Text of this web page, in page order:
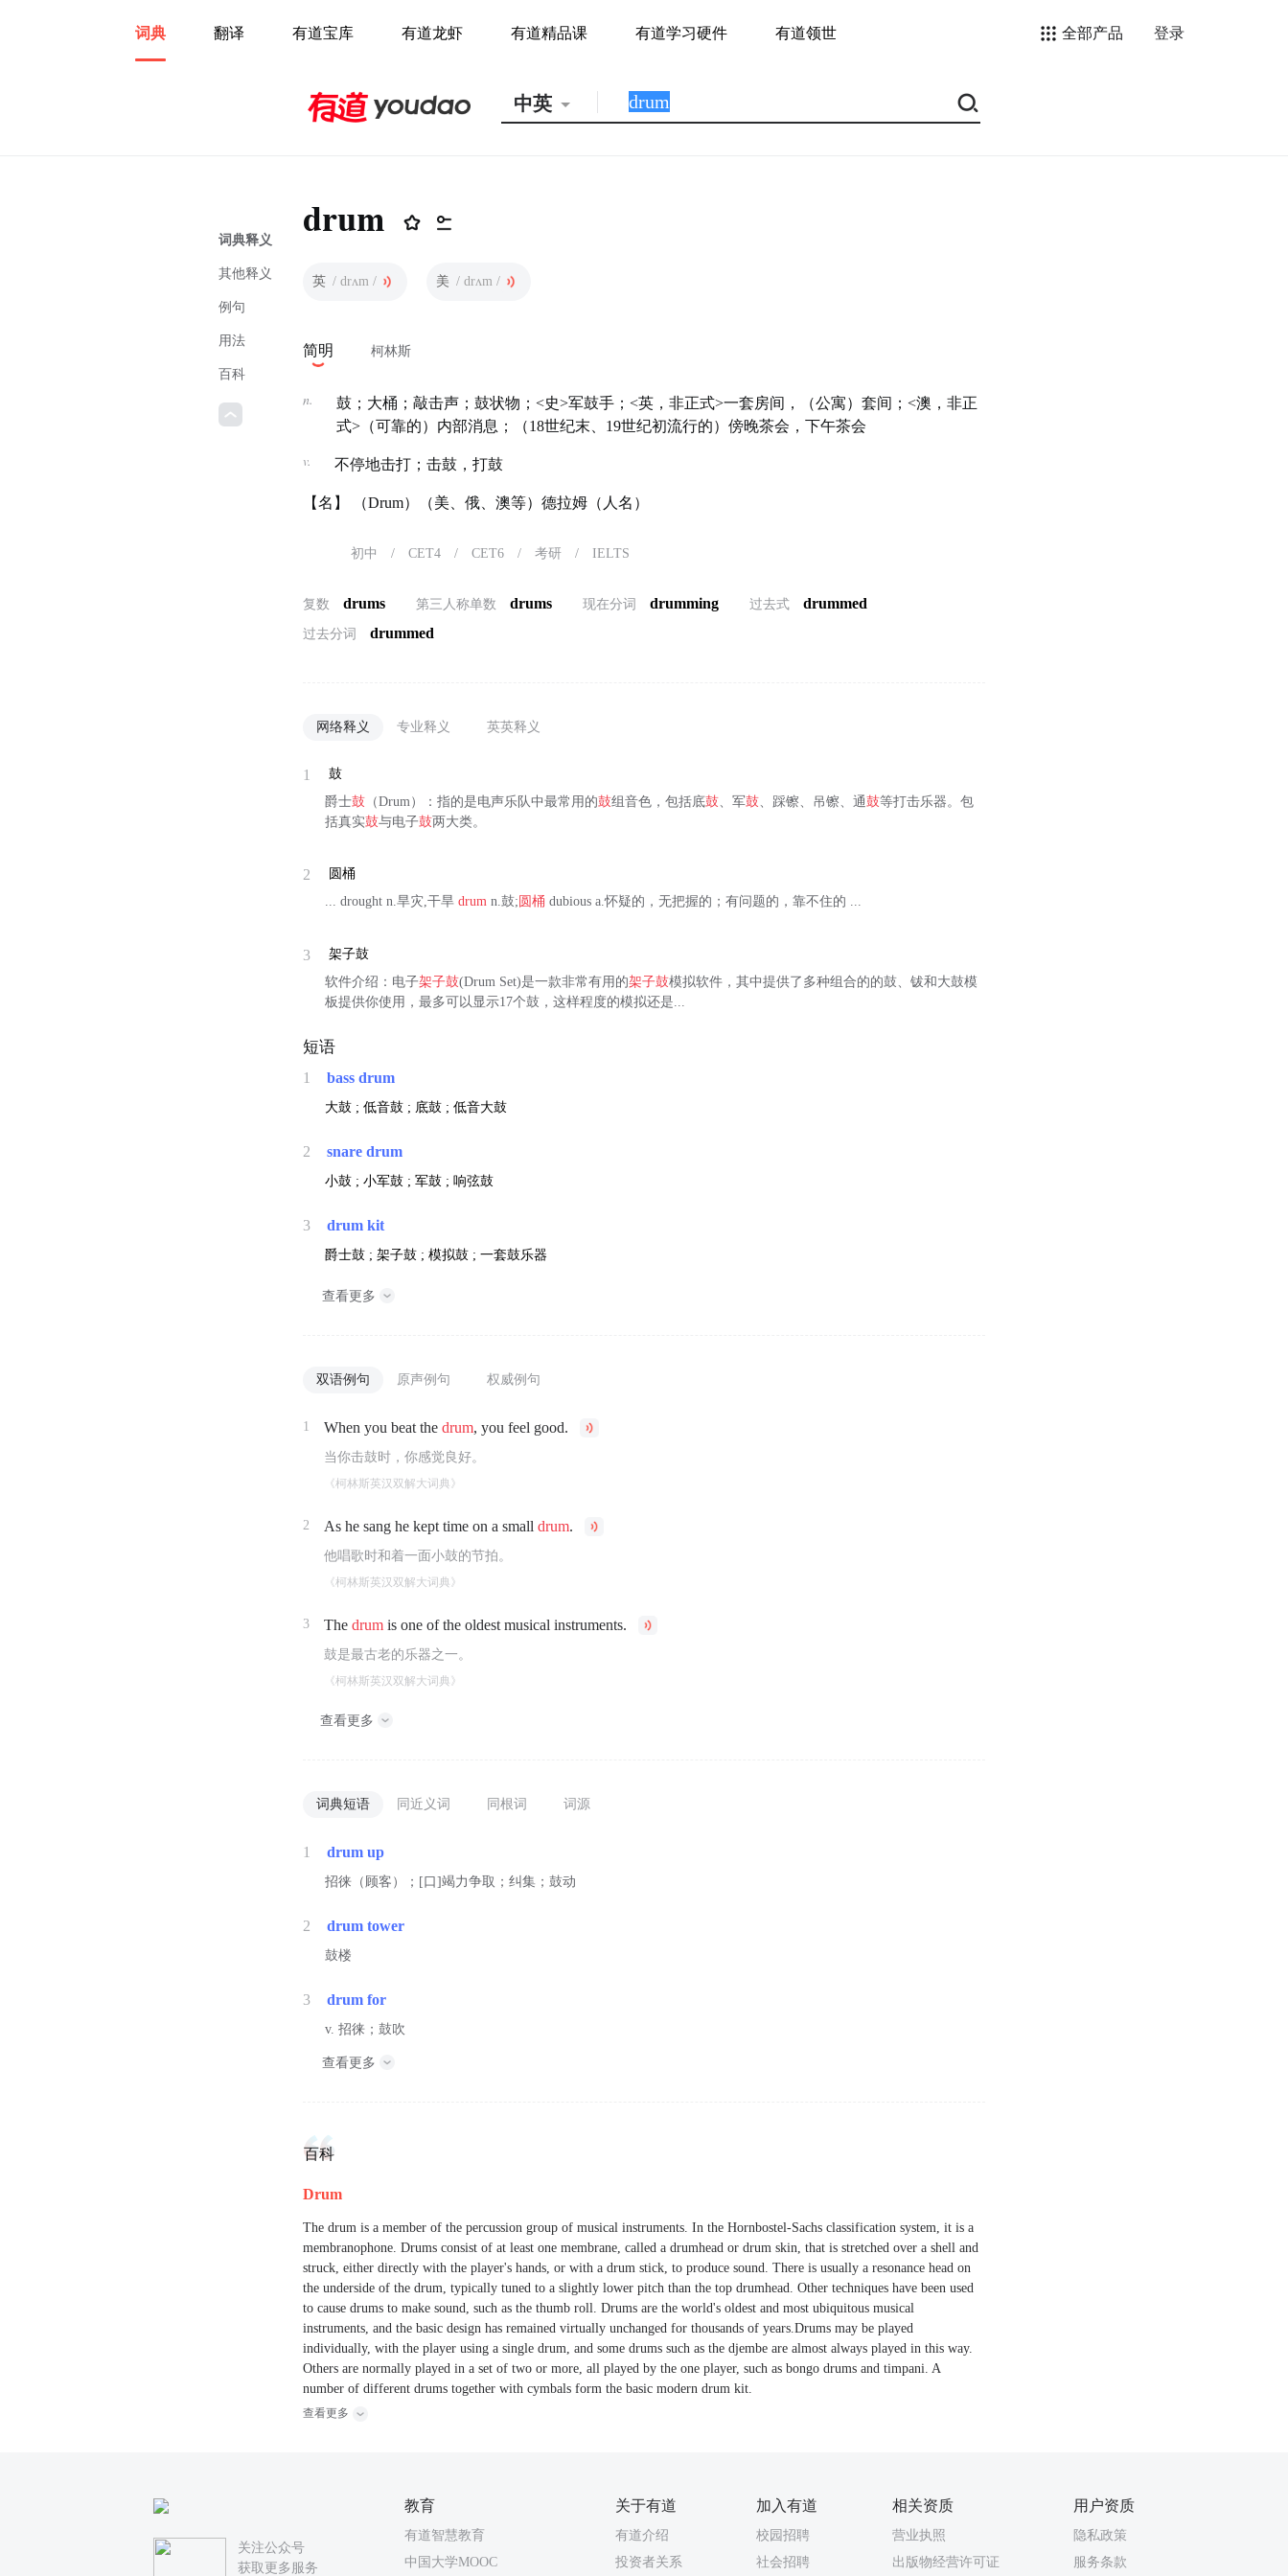
词典 翻译 有道宝库 有道龙虾 有道精品课 有道学习硬件 有道领世 全部产品 登录
中英
词典释义
其他释义
例句
用法
百科
drum
英 / drʌm / 美 / drʌm /
简明 柯林斯
n.
鼓；大桶；敲击声；鼓状物；<史>军鼓手；<英，非正式>一套房间，（公寓）套间；<澳，非正
式>（可靠的）内部消息；（18世纪末、19世纪初流行的）傍晚茶会，下午茶会
v. 不停地击打；击鼓，打鼓
【名】 （Drum）（美、俄、澳等）德拉姆（人名）
初中 / CET4 / CET6 / 考研 / IELTS
复数 drums 第三人称单数 drums 现在分词 drumming 过去式 drummed
过去分词 drummed
网络释义 专业释义 英英释义
1
鼓
爵士鼓 （Drum）：指的是电声乐队中最常用的鼓组音色，包括底鼓 、军鼓 、踩镲、吊镲、通鼓等打击乐器。包
括真实鼓与电子鼓两大类。
2
圆桶
... drought n.旱灾,干旱drum n.鼓; 圆桶 dubious a.怀疑的，无把握的；有问题的，靠不住的 ...
3
架子鼓
软件介绍：电子架子鼓(Drum Set)是一款非常有用的架子鼓模拟软件，其中提供了多种组合的的鼓、钹和大鼓模
板提供你使用，最多可以显示17个鼓，这样程度的模拟还是...
短语
1 bass drum
大鼓 ; 低音鼓 ; 底鼓 ; 低音大鼓
2 snare drum
小鼓 ; 小军鼓 ; 军鼓 ; 响弦鼓
3 drum kit
爵士鼓 ; 架子鼓 ; 模拟鼓 ; 一套鼓乐器
查看更多
双语例句 原声例句 权威例句
1 When you beat thedrum, you feel good.
当你击鼓时，你感觉良好。
《柯林斯英汉双解大词典》
2 As he sang he kept time on a smalldrum.
他唱歌时和着一面小鼓的节拍。
《柯林斯英汉双解大词典》
3 Thedrum is one of the oldest musical instruments.
鼓是最古老的乐器之一。
《柯林斯英汉双解大词典》
查看更多
词典短语 同近义词 同根词 词源
1 drum up
招徕（顾客）；[口]竭力争取；纠集；鼓动
2 drum tower
鼓楼
3 drum for
v. 招徕；鼓吹
查看更多
百科
Drum
The drum is a member of the percussion group of musical instruments. In the Hornbostel-Sachs classification system, it is a
membranophone. Drums consist of at least one membrane, called a drumhead or drum skin, that is stretched over a shell and
struck, either directly with the player's hands, or with a drum stick, to produce sound. There is usually a resonance head on
the underside of the drum, typically tuned to a slightly lower pitch than the top drumhead. Other techniques have been used
to cause drums to make sound, such as the thumb roll. Drums are the world's oldest and most ubiquitous musical
instruments, and the basic design has remained virtually unchanged for thousands of years.Drums may be played
individually, with the player using a single drum, and some drums such as the djembe are almost always played in this way.
Others are normally played in a set of two or more, all played by the one player, such as bongo drums and timpani. A
number of different drums together with cymbals form the basic modern drum kit.
查看更多
关注公众号
获取更多服务
教育
有道智慧教育
中国大学MOOC
关于有道
有道介绍
投资者关系
加入有道
校园招聘
社会招聘
相关资质
营业执照
出版物经营许可证
用户资质
隐私政策
服务条款